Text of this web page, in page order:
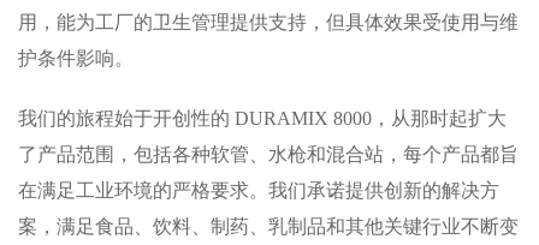
用，能为工厂的卫生管理提供支持，但具体效果受使用与维
护条件影响。
我们的旅程始于开创性的 DURAMIX 8000，从那时起扩大
了产品范围，包括各种软管、水枪和混合站，每个产品都旨
在满足工业环境的严格要求。我们承诺提供创新的解决方
案，满足食品、饮料、制药、乳制品和其他关键行业不断变